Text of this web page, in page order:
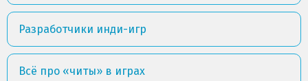
Разработчики инди-игр
Всё про «читы» в играх